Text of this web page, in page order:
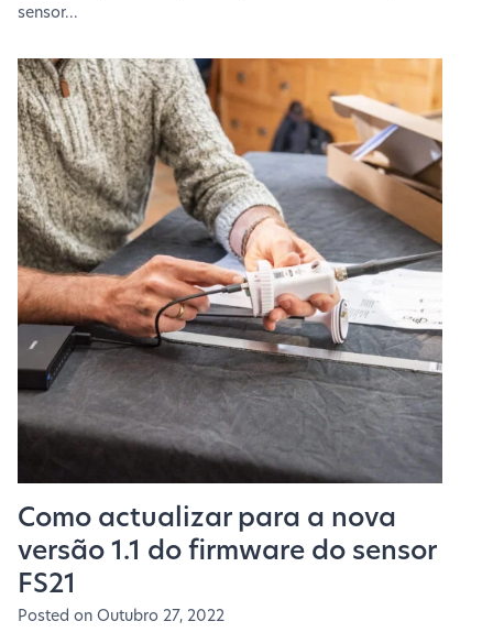
sensor...
Como actualizar para a nova
versão 1.1 do firmware do sensor
FS21
Posted on Outubro 27, 2022